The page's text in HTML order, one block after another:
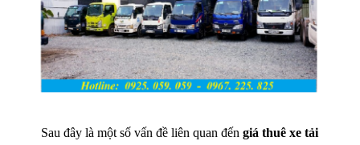
Sau đây là một số vấn đề liên quan đến giá thuê xe tải